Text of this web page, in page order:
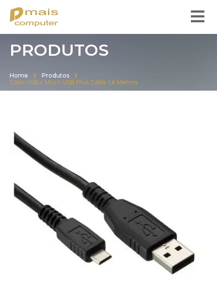
PRODUTOS
Home
Produtos
Cabo USB x Micro USB Plus Cable 1.8 Metros